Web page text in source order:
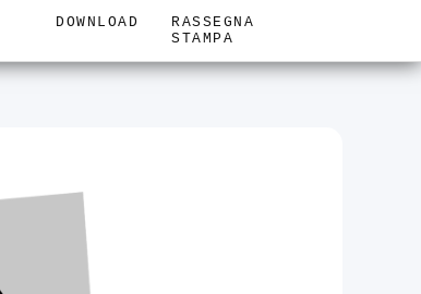
DOWNLOAD
RASSEGNA
STAMPA